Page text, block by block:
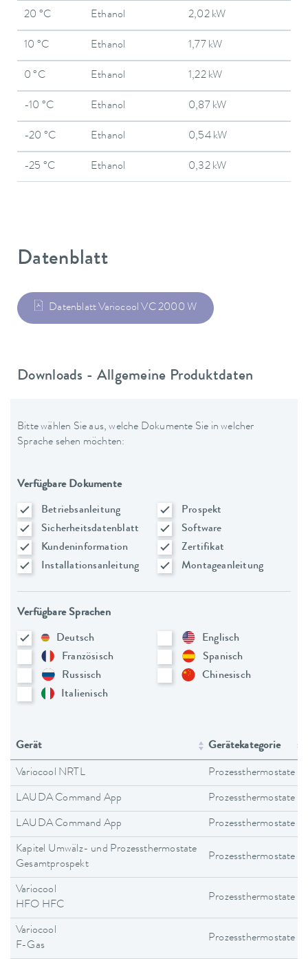
20 °C Ethanol 2,02 kW
10 °C Ethanol 1,77 kW
0 °C Ethanol 1,22 kW
-10 °C Ethanol 0,87 kW
-20 °C Ethanol 0,54 kW
-25 °C Ethanol 0,32 kW
Datenblatt
Datenblatt Variocool VC 2000 W
Downloads - Allgemeine Produktdaten
Bitte wählen Sie aus, welche Dokumente Sie in welcher
Sprache sehen möchten:
Verfügbare Dokumente
Betriebsanleitung
Prospekt
Sicherheitsdatenblatt
Software
Kundeninformation
Zertifikat
Installationsanleitung
Montageanleitung
Verfügbare Sprachen
Deutsch
Englisch
Französisch
Spanisch
Russisch
Chinesisch
Italienisch
Gerät Gerätekategorie
Variocool NRTL Prozessthermostate
LAUDA Command App Prozessthermostate
LAUDA Command App Prozessthermostate
Kapitel Umwälz- und Prozessthermostate
Gesamtprospekt
Prozessthermostate
Variocool
HFO HFC
Prozessthermostate
Variocool
F-Gas
Prozessthermostate